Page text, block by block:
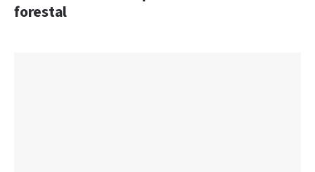
forestal